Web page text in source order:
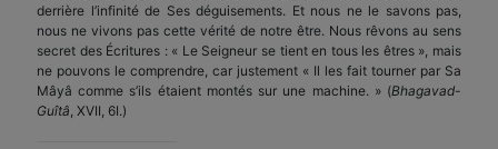
derrière l’infinité de Ses déguisements. Et nous ne le savons pas,
nous ne vivons pas cette vérité de notre être. Nous rêvons au sens
secret des Écritures : « Le Seigneur se tient en tous les êtres », mais
ne pouvons le comprendre, car justement « Il les fait tourner par Sa
Mâyâ comme s’ils étaient montés sur une machine. » (Bhagavad-
Guîtâ , XVII, 6I.)